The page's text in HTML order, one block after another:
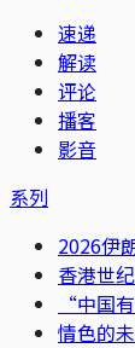
速递
解读
评论
播客
影音
系列
2026伊
香港世
“中国
情色的